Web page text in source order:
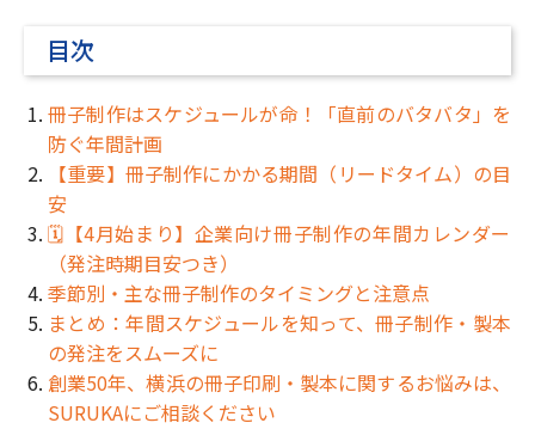
目次
冊子制作はスケジュールが命！「直前のバタバタ」を
防ぐ年間計画
【重要】冊子制作にかかる期間（リードタイム）の目
安
🗓️【4月始まり】企業向け冊子制作の年間カレンダー
（発注時期目安つき）
季節別・主な冊子制作のタイミングと注意点
まとめ：年間スケジュールを知って、冊子制作・製本
の発注をスムーズに
創業50年、横浜の冊子印刷・製本に関するお悩みは、
SURUKAにご相談ください